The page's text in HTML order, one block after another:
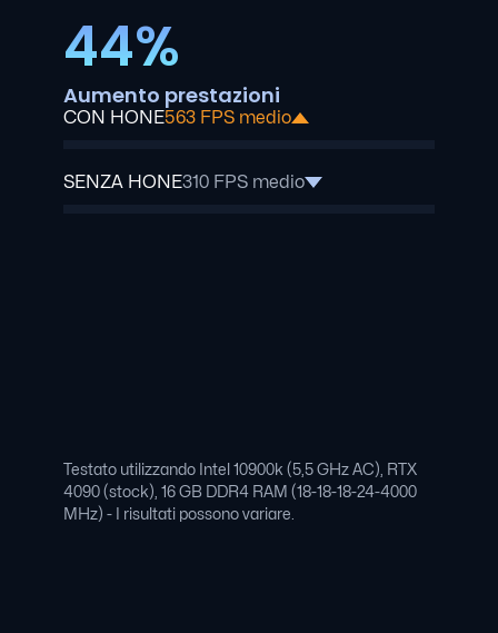
44%
Aumento prestazioni
CON HONE563 FPS medio
SENZA HONE310 FPS medio
Testato utilizzando Intel 10900k (5,5 GHz AC), RTX
4090 (stock), 16 GB DDR4 RAM (18-18-18-24-4000
MHz) - I risultati possono variare.